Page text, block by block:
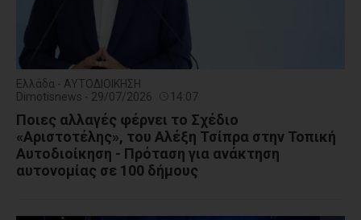
Ελλάδα - ΑΥΤΟΔΙΟΙΚΗΣΗ
Dimotisnews - 29/07/2026
14:07
Ποιες αλλαγές φέρνει το Σχέδιο
«Αριστοτέλης», του Αλέξη Τσίπρα στην Τοπική
Αυτοδιοίκηση - Πρόταση για ανάκτηση
αυτονομίας σε 100 δήμους